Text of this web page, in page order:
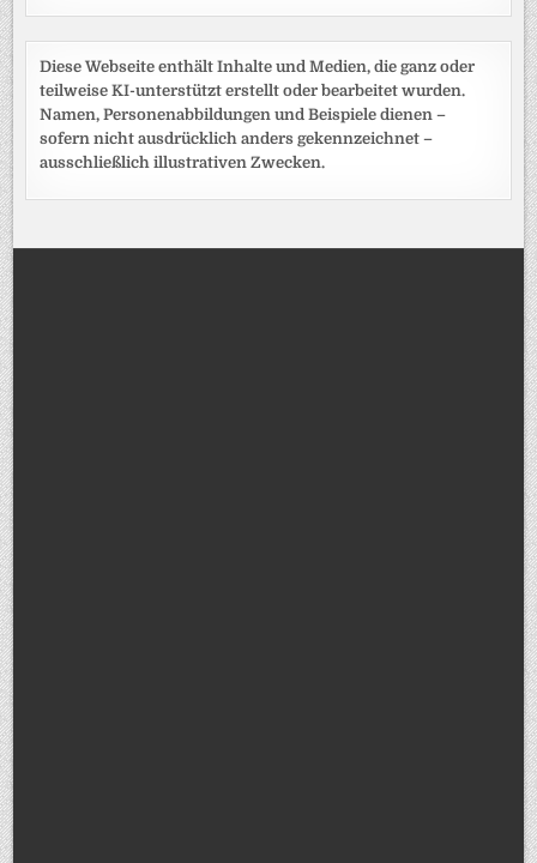
Diese Webseite enthält Inhalte und Medien, die ganz oder
teilweise KI-unterstützt erstellt oder bearbeitet wurden.
Namen, Personenabbildungen und Beispiele dienen –
sofern nicht ausdrücklich anders gekennzeichnet –
ausschließlich illustrativen Zwecken.